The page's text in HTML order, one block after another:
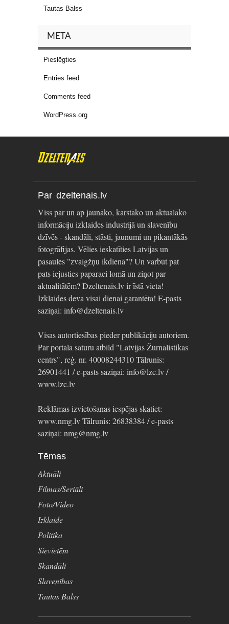
Tautas Balss
META
Pieslēgties
Entries feed
Comments feed
WordPress.org
Par dzeltenais.lv
Viss par un ap jaunāko, karstāko un aktuālāko
informāciju izklaides industrijā un slavenību
dzīvēs - skandāli, stāsti, jaunumi un pikantākās
fotogrāfijas. Vēlies ieskatīties Latvijas un
pasaules "zvaigžņu ikdienā"? Un varbūt pat
pats iejusties paparaci lomā un ziņot par
aktualitātēm? Dzeltenais.lv ir īstā vieta!
Izklaides deva visai dienai garantēta! E-pasts
saziņai: info@dzeltenais.lv
Visas autortiesības pieder publikāciju autoriem.
Par portāla saturu atbild "Latvijas Žurnālistikas
centrs", reģ. nr. 40008244310 Tālrunis:
26901441 / e-pasts saziņai: info@lzc.lv /
www.lzc.lv
Reklāmas izvietošanas iespējas skatiet:
www.nmg.lv Tālrunis: 26838384 / e-pasts
saziņai: nmg@nmg.lv
Tēmas
Aktuāli
Filmas/Seriāli
Foto/Video
Izklaide
Politika
Sievietēm
Skandāli
Slavenības
Tautas Balss